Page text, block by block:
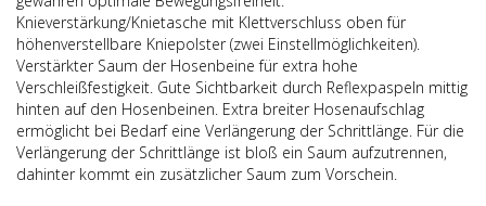
Knieverstärkung/Knietasche mit Klettverschluss oben für
höhenverstellbare Kniepolster (zwei Einstellmöglichkeiten).
Verstärkter Saum der Hosenbeine für extra hohe
Verschleißfestigkeit. Gute Sichtbarkeit durch Reflexpaspeln mittig
hinten auf den Hosenbeinen. Extra breiter Hosenaufschlag
ermöglicht bei Bedarf eine Verlängerung der Schrittlänge. Für die
Verlängerung der Schrittlänge ist bloß ein Saum aufzutrennen,
dahinter kommt ein zusätzlicher Saum zum Vorschein.